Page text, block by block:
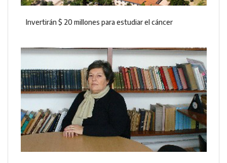
Invertirán $ 20 millones para estudiar el cáncer